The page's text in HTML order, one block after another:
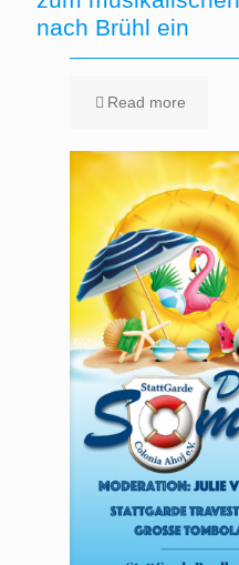
nach Brühl ein
Read more